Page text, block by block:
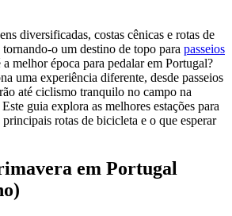
em Bicicleta - Caminho da Costa - "fácil"
diversificadas, costas cênicas e rotas de
o um destino de topo para passeios
a melhor época para pedalar em Portugal?
uma experiência diferente, desde passeios
até ciclismo tranquilo no campo na
guia explora as melhores estações para
rotas de bicicleta e o que esperar
em Portugal